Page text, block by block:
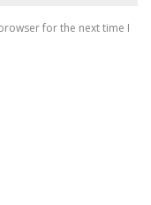
for the next time I